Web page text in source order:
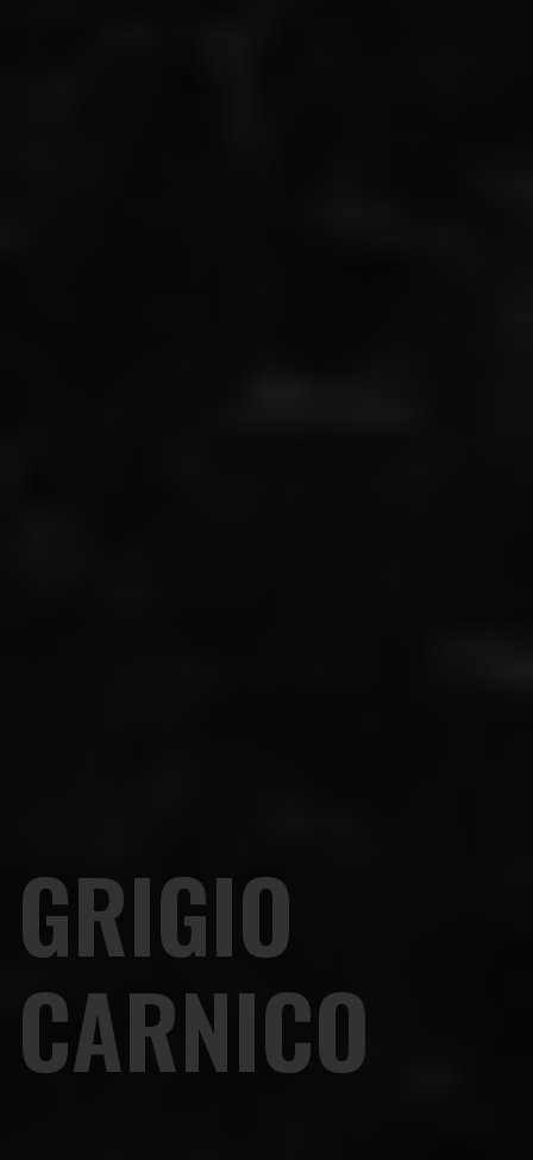
GRIGIO
CARNICO